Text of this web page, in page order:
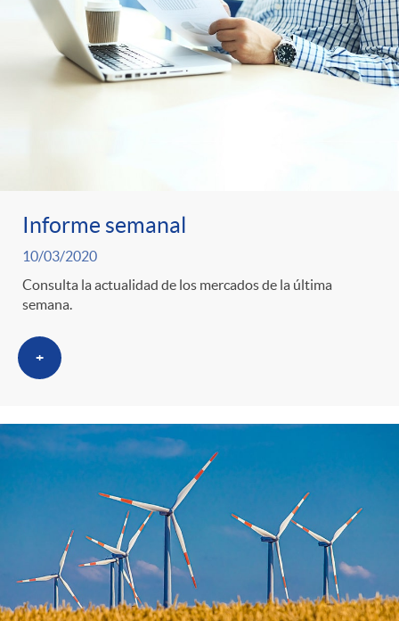
Informe semanal
10/03/2020
Consulta la actualidad de los mercados de la última
semana.
+